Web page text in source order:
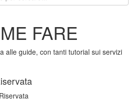
FARE
alle guide, con tanti tutorial sui servizi